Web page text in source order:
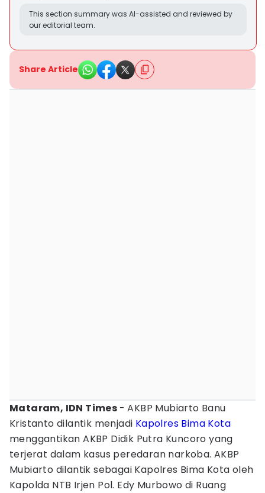
This section summary was AI-assisted and reviewed by
our editorial team.
Share Article
Mataram, IDN Times - AKBP Mubiarto Banu
Kristanto dilantik menjadi Kapolres Bima Kota
menggantikan AKBP Didik Putra Kuncoro yang
terjerat dalam kasus peredaran narkoba. AKBP
Mubiarto dilantik sebagai Kapolres Bima Kota oleh
Kapolda NTB Irjen Pol. Edy Murbowo di Ruang